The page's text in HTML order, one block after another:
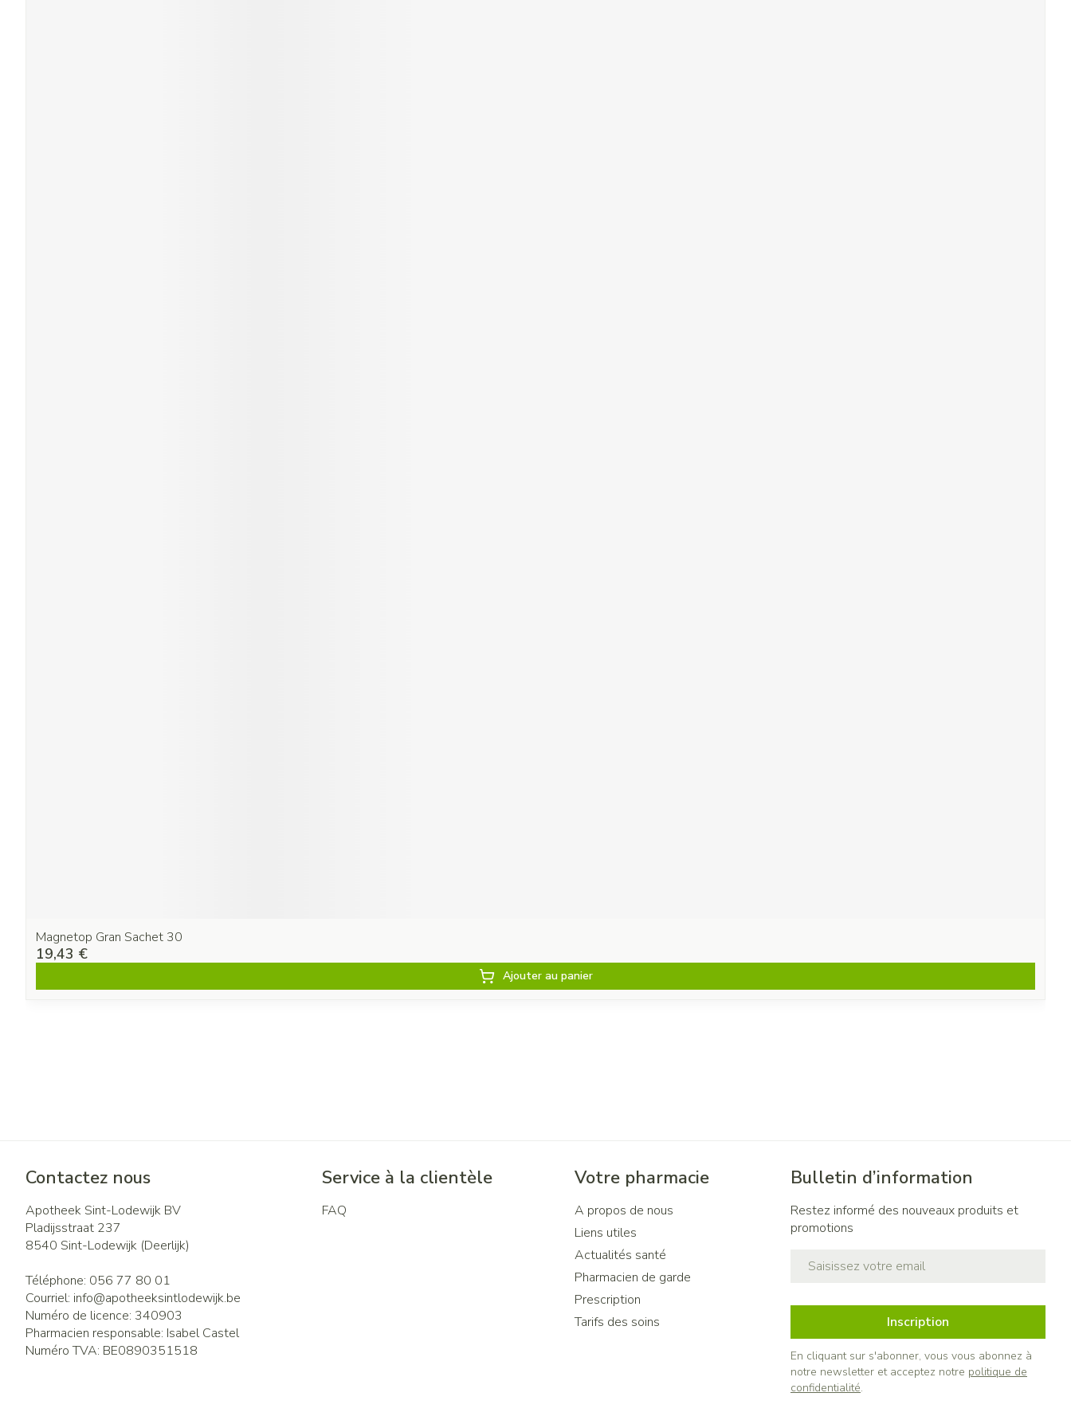
Magnetop Gran Sachet 30
19,43 €
Ajouter au panier
Contactez nous
Apotheek Sint-Lodewijk BV
Pladijsstraat 237
8540 Sint-Lodewijk (Deerlijk)
Téléphone: 056 77 80 01
Courriel: info@apotheeksintlodewijk.be
Numéro de licence: 340903
Pharmacien responsable: Isabel Castel
Numéro TVA: BE0890351518
Service à la clientèle
FAQ
Votre pharmacie
A propos de nous
Liens utiles
Actualités santé
Pharmacien de garde
Prescription
Tarifs des soins
Bulletin d’information
Restez informé des nouveaux produits et
promotions
Inscription
En cliquant sur s'abonner, vous vous abonnez à
notre newsletter et acceptez notre politique de
confidentialité.